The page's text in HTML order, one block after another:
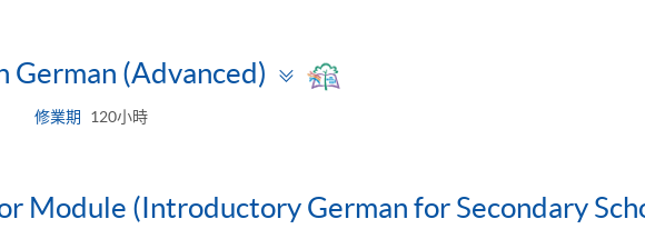
German (Advanced)
Toggle
修業期 120小時
Module (Introductory German for Secondary